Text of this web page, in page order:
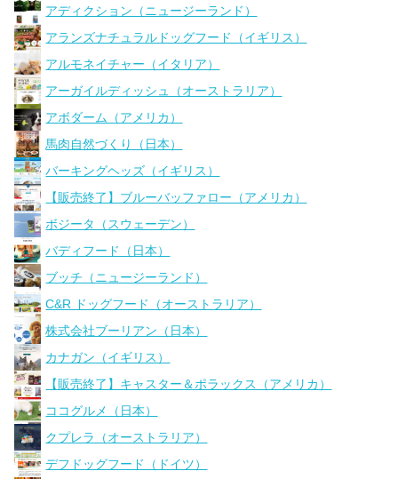
アディクション（ニュージーランド）
アランズナチュラルドッグフード（イギリス）
アルモネイチャー（イタリア）
アーガイルディッシュ（オーストラリア）
アボダーム（アメリカ）
馬肉自然づくり（日本）
バーキングヘッズ（イギリス）
【販売終了】ブルーバッファロー（アメリカ）
ボジータ（スウェーデン）
バディフード（日本）
ブッチ（ニュージーランド）
C&R ドッグフード（オーストラリア）
株式会社ブーリアン（日本）
カナガン（イギリス）
【販売終了】キャスター＆ポラックス（アメリカ）
ココグルメ（日本）
クプレラ（オーストラリア）
デフドッグフード（ドイツ）